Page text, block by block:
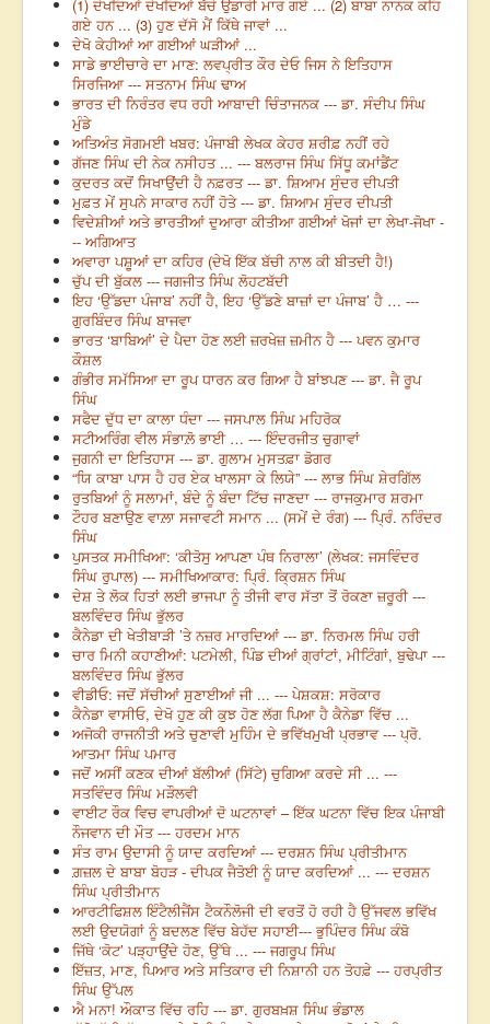
(1) ਦੇਖਦਿਆਂ ਦੇਖਦਿਆਂ ਬੱਚੇ ਉਡਾਰੀ ਮਾਰ ਗਏ ... (2) ਬਾਬਾ ਨਾਨਕ ਕਹਿ
ਗਏ ਹਨ ... (3) ਹੁਣ ਦੱਸੋ ਮੈਂ ਕਿੱਥੇ ਜਾਵਾਂ ...
ਦੇਖੋ ਕੇਹੀਆਂ ਆ ਗਈਆਂ ਘੜੀਆਂ ...
ਸਾਡੇ ਭਾਈਚਾਰੇ ਦਾ ਮਾਣ: ਲਵਪ੍ਰੀਤ ਕੌਰ ਦੇਓ ਜਿਸ ਨੇ ਇਤਿਹਾਸ
ਸਿਰਜਿਆ --- ਸਤਨਾਮ ਸਿੰਘ ਢਾਅ
ਭਾਰਤ ਦੀ ਨਿਰੰਤਰ ਵਧ ਰਹੀ ਆਬਾਦੀ ਚਿੰਤਾਜਨਕ --- ਡਾ. ਸੰਦੀਪ ਸਿੰਘ
ਮੁੰਡੇ
ਅਤਿਅੰਤ ਸੋਗਮਈ ਖਬਰ: ਪੰਜਾਬੀ ਲੇਖਕ ਕੇਹਰ ਸ਼ਰੀਫ਼ ਨਹੀਂ ਰਹੇ
ਗੱਜਣ ਸਿੰਘ ਦੀ ਨੇਕ ਨਸੀਹਤ ... --- ਬਲਰਾਜ ਸਿੰਘ ਸਿੱਧੂ ਕਮਾਂਡੈਂਟ
ਕੁਦਰਤ ਕਦੋਂ ਸਿਖਾਉਂਦੀ ਹੈ ਨਫ਼ਰਤ --- ਡਾ. ਸ਼ਿਆਮ ਸੁੰਦਰ ਦੀਪਤੀ
ਮੁਫ਼ਤ ਮੇਂ ਸੁਪਨੇ ਸਾਕਾਰ ਨਹੀਂ ਹੋਤੇ --- ਡਾ. ਸ਼ਿਆਮ ਸੁੰਦਰ ਦੀਪਤੀ
ਵਿਦੇਸ਼ੀਆਂ ਅਤੇ ਭਾਰਤੀਆਂ ਦੁਆਰਾ ਕੀਤੀਆ ਗਈਆਂ ਖੋਜਾਂ ਦਾ ਲੇਖਾ-ਜੋਖਾ -
-- ਅਗਿਆਤ
ਅਵਾਰਾ ਪਸ਼ੂਆਂ ਦਾ ਕਹਿਰ (ਦੇਖੋ ਇੱਕ ਬੱਚੀ ਨਾਲ ਕੀ ਬੀਤਦੀ ਹੈ!)
ਚੁੱਪ ਦੀ ਬੁੱਕਲ --- ਜਗਜੀਤ ਸਿੰਘ ਲੋਹਟਬੱਦੀ
ਇਹ ‘ਉੱਡਦਾ ਪੰਜਾਬ’ ਨਹੀਂ ਹੈ, ਇਹ ‘ਉੱਡਣੇ ਬਾਜ਼ਾਂ ਦਾ ਪੰਜਾਬ’ ਹੈ … ---
ਗੁਰਬਿੰਦਰ ਸਿੰਘ ਬਾਜਵਾ
ਭਾਰਤ ‘ਬਾਬਿਆਂ’ ਦੇ ਪੈਦਾ ਹੋਣ ਲਈ ਜ਼ਰਖੇਜ਼ ਜ਼ਮੀਨ ਹੈ --- ਪਵਨ ਕੁਮਾਰ
ਕੌਸ਼ਲ
ਗੰਭੀਰ ਸਮੱਸਿਆ ਦਾ ਰੂਪ ਧਾਰਨ ਕਰ ਗਿਆ ਹੈ ਬਾਂਝਪਣ --- ਡਾ. ਜੈ ਰੂਪ
ਸਿੰਘ
ਸਫੈਦ ਦੁੱਧ ਦਾ ਕਾਲਾ ਧੰਦਾ --- ਜਸਪਾਲ ਸਿੰਘ ਮਹਿਰੋਕ
ਸਟੀਅਰਿੰਗ ਵੀਲ ਸੰਭਾਲ਼ੋ ਭਾਈ … --- ਇੰਦਰਜੀਤ ਚੁਗਾਵਾਂ
ਜੁਗਨੀ ਦਾ ਇਤਿਹਾਸ --- ਡਾ. ਗੁਲਾਮ ਮੁਸਤਫ਼ਾ ਡੋਗਰ
“ਯਿ ਕਾਬਾ ਪਾਸ ਹੈ ਹਰ ਏਕ ਖਾਲਸਾ ਕੇ ਲਿਯੇ” --- ਲਾਭ ਸਿੰਘ ਸ਼ੇਰਗਿੱਲ
ਰੁਤਬਿਆਂ ਨੂੰ ਸਲਾਮਾਂ, ਬੰਦੇ ਨੂੰ ਬੰਦਾ ਟਿੱਚ ਜਾਣਦਾ --- ਰਾਜਕੁਮਾਰ ਸ਼ਰਮਾ
ਟੌਹਰ ਬਣਾਉਣ ਵਾਲ਼ਾ ਸਜਾਵਟੀ ਸਮਾਨ ... (ਸਮੇਂ ਦੇ ਰੰਗ) --- ਪ੍ਰਿੰ. ਨਰਿੰਦਰ
ਸਿੰਘ
ਪੁਸਤਕ ਸਮੀਖਿਆ: ‘ਕੀਤੋਸੁ ਆਪਣਾ ਪੰਥ ਨਿਰਾਲਾ’ (ਲੇਖਕ: ਜਸਵਿੰਦਰ
ਸਿੰਘ ਰੁਪਾਲ) --- ਸਮੀਖਿਆਕਾਰ: ਪ੍ਰਿੰ. ਕ੍ਰਿਸ਼ਨ ਸਿੰਘ
ਦੇਸ਼ ਤੇ ਲੋਕ ਹਿਤਾਂ ਲਈ ਭਾਜਪਾ ਨੂੰ ਤੀਜੀ ਵਾਰ ਸੱਤਾ ਤੋਂ ਰੋਕਣਾ ਜ਼ਰੂਰੀ ---
ਬਲਵਿੰਦਰ ਸਿੰਘ ਭੁੱਲਰ
ਕੈਨੇਡਾ ਦੀ ਖੇਤੀਬਾੜੀ ’ਤੇ ਨਜ਼ਰ ਮਾਰਦਿਆਂ --- ਡਾ. ਨਿਰਮਲ ਸਿੰਘ ਹਰੀ
ਚਾਰ ਮਿਨੀ ਕਹਾਣੀਆਂ: ਪਟਮੇਲੀ, ਪਿੰਡ ਦੀਆਂ ਗ੍ਰਾਂਟਾਂ, ਮੀਟਿੰਗਾਂ, ਬੁਢੇਪਾ ---
ਬਲਵਿੰਦਰ ਸਿੰਘ ਭੁੱਲਰ
ਵੀਡੀਓ: ਜਦੋਂ ਸੱਚੀਆਂ ਸੁਣਾਈਆਂ ਜੀ ... --- ਪੇਸ਼ਕਸ਼: ਸਰੋਕਾਰ
ਕੈਨੇਡਾ ਵਾਸੀਓ, ਦੇਖੋ ਹੁਣ ਕੀ ਕੁਝ ਹੋਣ ਲੱਗ ਪਿਆ ਹੈ ਕੈਨੇਡਾ ਵਿੱਚ ...
ਅਜੋਕੀ ਰਾਜਨੀਤੀ ਅਤੇ ਚੁਣਾਵੀ ਮੁਹਿੰਮ ਦੇ ਭਵਿੱਖਮੁਖੀ ਪ੍ਰਭਾਵ --- ਪ੍ਰੋ.
ਆਤਮਾ ਸਿੰਘ ਪਮਾਰ
ਜਦੋਂ ਅਸੀਂ ਕਣਕ ਦੀਆਂ ਬੱਲੀਆਂ (ਸਿੱਟੇ) ਚੁਗਿਆ ਕਰਦੇ ਸੀ ... ---
ਸਤਵਿੰਦਰ ਸਿੰਘ ਮੜੌਲਵੀ
ਵਾਈਟ ਰੌਕ ਵਿਚ ਵਾਪਰੀਆਂ ਦੋ ਘਟਨਾਵਾਂ – ਇੱਕ ਘਟਨਾ ਵਿੱਚ ਇਕ ਪੰਜਾਬੀ
ਨੌਜਵਾਨ ਦੀ ਮੌਤ --- ਹਰਦਮ ਮਾਨ
ਸੰਤ ਰਾਮ ਉਦਾਸੀ ਨੂੰ ਯਾਦ ਕਰਦਿਆਂ --- ਦਰਸ਼ਨ ਸਿੰਘ ਪ੍ਰੀਤੀਮਾਨ
ਗ਼ਜ਼ਲ ਦੇ ਬਾਬਾ ਬੋਹੜ - ਦੀਪਕ ਜੈਤੋਈ ਨੂੰ ਯਾਦ ਕਰਦਿਆਂ ... --- ਦਰਸ਼ਨ
ਸਿੰਘ ਪ੍ਰੀਤੀਮਾਨ
ਆਰਟੀਫਿਸ਼ਲ ਇੰਟੈਲੀਜੈਂਸ ਟੈਕਨੌਲੋਜੀ ਦੀ ਵਰਤੋਂ ਹੋ ਰਹੀ ਹੈ ਉੱਜਵਲ ਭਵਿੱਖ
ਲਈ ਉਦਯੋਗਾਂ ਨੂੰ ਬਦਲਣ ਵਿੱਚ ਬੇਹੱਦ ਸਹਾਈ--- ਭੁਪਿੰਦਰ ਸਿੰਘ ਕੰਬੋ
ਜਿੱਥੇ ‘ਕੋਟ’ ਪੜ੍ਹਾਉਂਦੇ ਹੋਣ, ਉੱਥੇ ... --- ਜਗਰੂਪ ਸਿੰਘ
ਇੱਜ਼ਤ, ਮਾਣ, ਪਿਆਰ ਅਤੇ ਸਤਿਕਾਰ ਦੀ ਨਿਸ਼ਾਨੀ ਹਨ ਤੋਹਫ਼ੇ --- ਹਰਪ੍ਰੀਤ
ਸਿੰਘ ਉੱਪਲ
ਐ ਮਨਾ! ਔਕਾਤ ਵਿੱਚ ਰਹਿ --- ਡਾ. ਗੁਰਬਖ਼ਸ਼ ਸਿੰਘ ਭੰਡਾਲ